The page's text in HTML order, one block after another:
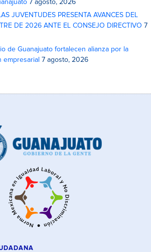
7 agosto, 2026
JUVENTUDES PRESENTA AVANCES DEL
DE 2026 ANTE EL CONSEJO DIRECTIVO 7
de Guanajuato fortalecen alianza por la
empresarial 7 agosto, 2026